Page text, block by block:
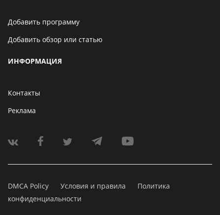
Добавить программу
Добавить обзор или статью
ИНФОРМАЦИЯ
Контакты
Реклама
DMCA Policy Условия и правила
Политика
конфиденциальности